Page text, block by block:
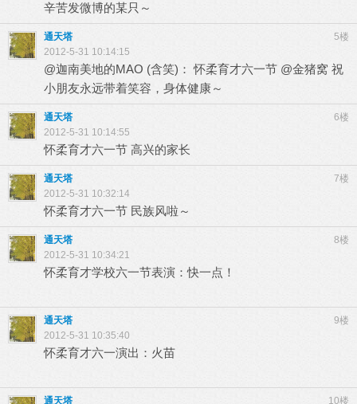
辛苦发微博的某只～
5楼
通天塔
2012-5-31 10:14:15
@迦南美地的MAO (含笑)： 怀柔育才六一节 @金猪窝 祝
小朋友永远带着笑容，身体健康～
6楼
通天塔
2012-5-31 10:14:55
怀柔育才六一节 高兴的家长
7楼
通天塔
2012-5-31 10:32:14
怀柔育才六一节 民族风啦～
8楼
通天塔
2012-5-31 10:34:21
怀柔育才学校六一节表演：快一点！
9楼
通天塔
2012-5-31 10:35:40
怀柔育才六一演出：火苗
10楼
通天塔